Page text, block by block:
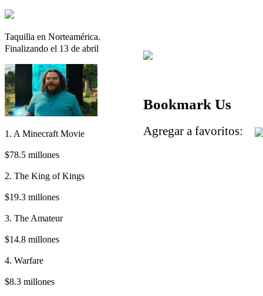
Taquilla en Norteamérica.
Finalizando el 13 de abril
1. A Minecraft Movie
$78.5 millones
2. The King of Kings
$19.3 millones
3. The Amateur
$14.8 millones
4. Warfare
$8.3 millones
Bookmark Us
Agregar a favoritos: